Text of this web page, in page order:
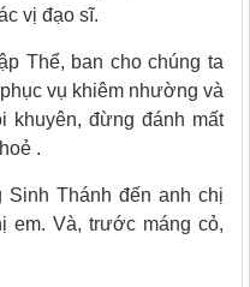
vị đạo sĩ.
Thể, ban cho chúng ta
vụ khiêm nhường và
khuyên, đừng đánh mất
.
Thánh đến anh chị
em. Và, trước máng cỏ,